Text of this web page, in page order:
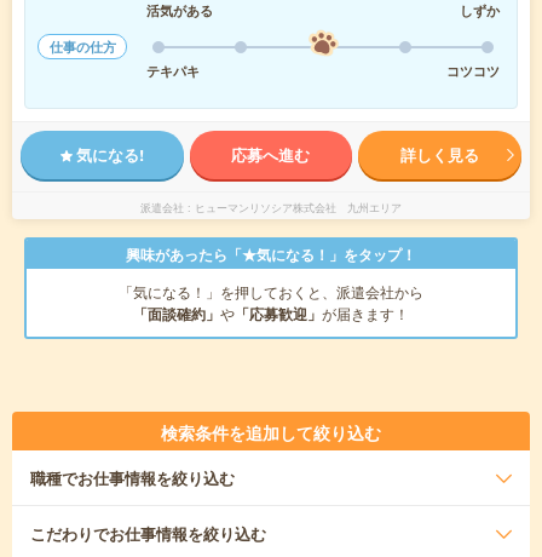
活気がある
しずか
仕事の仕方
テキパキ
コツコツ
気になる! 応募へ進む 詳しく見る
派遣会社 ヒューマンリソシア株式会社 九州エリア
興味があったら「★気になる！」をタップ！
「気になる！」を押しておくと、派遣会社から
「面談確約」 や 「応募歓迎」 が届きます！
検索条件を追加して絞り込む
職種でお仕事情報を絞り込む
こだわりでお仕事情報を絞り込む